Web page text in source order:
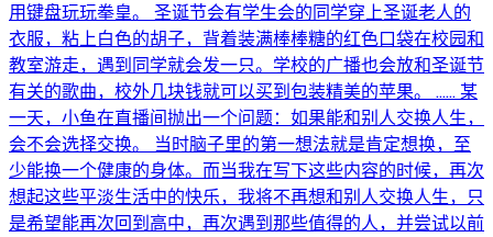
用键盘玩玩拳皇。 圣诞节会有学生会的同学穿上圣诞老人的
衣服，粘上白色的胡子，背着装满棒棒糖的红色口袋在校园和
教室游走，遇到同学就会发一只。学校的广播也会放和圣诞节
有关的歌曲，校外几块钱就可以买到包装精美的苹果。 …… 某
一天，小鱼在直播间抛出一个问题：如果能和别人交换人生，
会不会选择交换。 当时脑子里的第一想法就是肯定想换，至
少能换一个健康的身体。而当我在写下这些内容的时候，再次
想起这些平淡生活中的快乐，我将不再想和别人交换人生，只
是希望能再次回到高中，再次遇到那些值得的人，并尝试以前